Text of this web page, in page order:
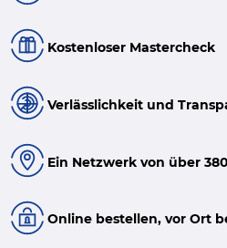
Kostenloser Mastercheck
Verlässlichkeit und
Ein Netzwerk von über
Online bestellen, vor Ort